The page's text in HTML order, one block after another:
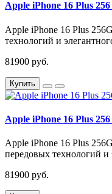
Apple iPhone 16 Plus
Apple iPhone 16 Plus
технологий и
81900 руб.
Купить
Apple iPhone 16 Plus
Apple iPhone 16 Plus
передовых технологий и
81900 руб.